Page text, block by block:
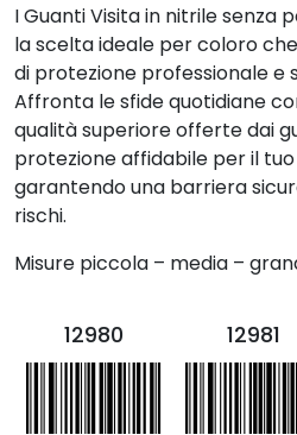
I Guanti Visita in nitrile senza
la scelta ideale per coloro
di protezione professionale e
Affronta le sfide quotidiane
qualità superiore offerte dai
protezione affidabile per il
garantendo una barriera
rischi.
Misure piccola – media –
12980 12981